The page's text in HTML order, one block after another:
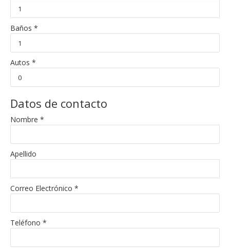
Baños *
Autos *
Datos de contacto
Nombre *
Apellido
Correo Electrónico *
Teléfono *